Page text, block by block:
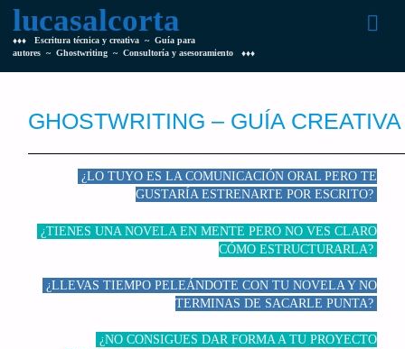
lucasalcorta
♦♦♦ Escritura técnica y creativa ~ Guía para
autores ~ Ghostwriting ~ Consultoría y asesoramiento ♦♦♦
GHOSTWRITING – GUÍA CREATIVA
¿LO TUYO ES LA COMUNICACIÓN ORAL PERO TE
GUSTARÍA ESTRENARTE POR ESCRITO?
¿TIENES UNA NOVELA EN MENTE PERO NO VES CLARO
CÓMO ESTRUCTURARLA?
¿LLEVAS TIEMPO PELEÁNDOTE CON TU NOVELA Y NO
TERMINAS DE SACARLE PUNTA?
¿NO CONSIGUES DAR FORMA A TU PROYECTO